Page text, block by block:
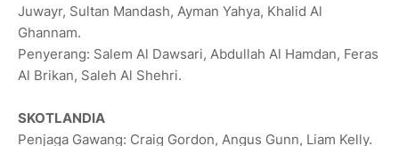
Juwayr, Sultan Mandash, Ayman Yahya, ‌Khalid ‌Al
Ghannam.
Penyerang: Salem Al Dawsari, Abdullah Al Hamdan, Feras
Al Brikan, Saleh Al Shehri.
SKOTLANDIA
Penjaga Gawang: Craig Gordon, Angus Gunn, Liam Kelly.